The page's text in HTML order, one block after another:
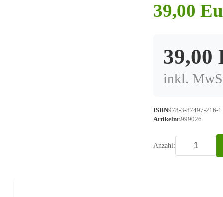
39,00
39,00
inkl.
ISBN978-3-87497-216-1
Artikelnr.999026
Anzahl: